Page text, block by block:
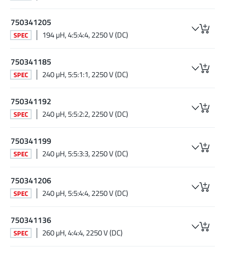
750341205
SPEC 194 µH, 4:5:4:4, 2250 V (DC)
750341185
SPEC 240 µH, 5:5:1:1, 2250 V (DC)
750341192
SPEC 240 µH, 5:5:2:2, 2250 V (DC)
750341199
SPEC 240 µH, 5:5:3:3, 2250 V (DC)
750341206
SPEC 240 µH, 5:5:4:4, 2250 V (DC)
750341136
SPEC 260 µH, 4:4:4, 2250 V (DC)